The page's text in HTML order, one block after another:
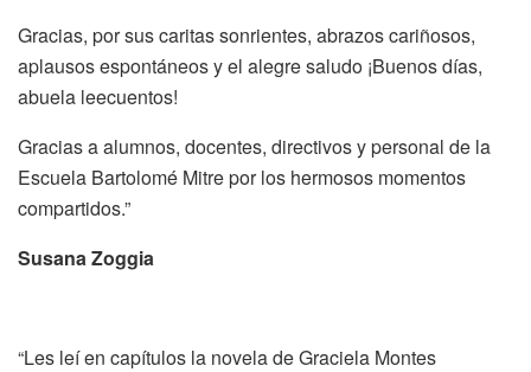
Gracias, por sus caritas sonrientes, abrazos cariñosos,
aplausos espontáneos y el alegre saludo ¡Buenos días,
abuela leecuentos!
Gracias a alumnos, docentes, directivos y personal de la
Escuela Bartolomé Mitre por los hermosos momentos
compartidos.”
Susana Zoggia
“Les leí en capítulos la novela de Graciela Montes